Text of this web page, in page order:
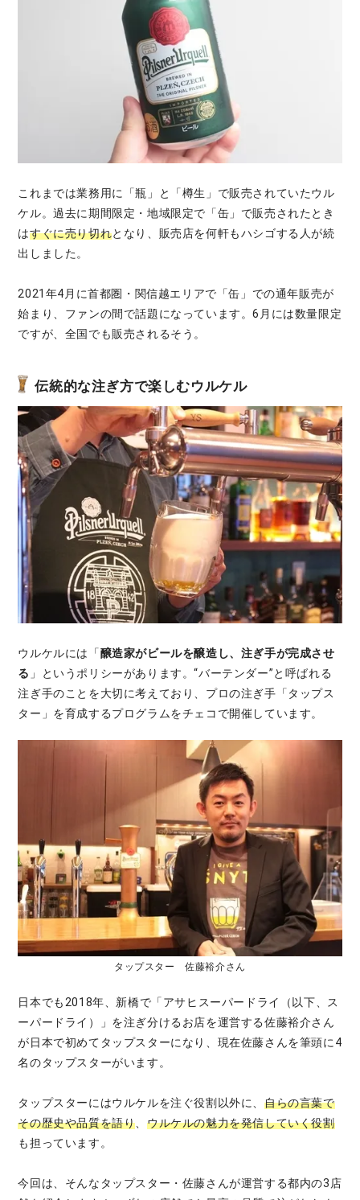
これまでは業務用に「瓶」と「樽生」で販売されていたウル
ケル。過去に期間限定・地域限定で「缶」で販売されたとき
はすぐに売り切れとなり、販売店を何軒もハシゴする人が続
出しました。
2021年4月に首都圏・関信越エリアで「缶」での通年販売が
始まり、ファンの間で話題になっています。6月には数量限定
ですが、全国でも販売されるそう。
伝統的な注ぎ方で楽しむウルケル
ウルケルには「醸造家がビールを醸造し、注ぎ手が完成させ
る 」というポリシーがあります。“バーテンダー”と呼ばれる
注ぎ手のことを大切に考えており、プロの注ぎ手「タップス
ター」を育成するプログラムをチェコで開催しています。
タップスター 佐藤裕介さん
日本でも2018年、新橋で「アサヒスーパードライ（以下、ス
ーパードライ）」を注ぎ分けるお店を運営する佐藤裕介さん
が日本で初めてタップスターになり、現在佐藤さんを筆頭に4
名のタップスターがいます。
タップスターにはウルケルを注ぐ役割以外に、 自らの言葉で
その歴史や品質を語り
ウルケルの魅力を発信していく役割
も担っています。
今回は、そんなタップスター・佐藤さんが運営する都内の3店